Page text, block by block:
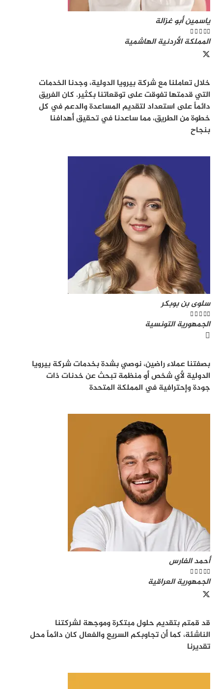
ياسمين أبو غزالة
   
المملكة الأردنية الهاشمية
خلال تعاملنا مع شركة بيرويا الدولية، وجدنا الخدمات
التي قدمتها تفوقت على توقعاتنا بكثير. كان الفريق
دائماً على استعداد لتقديم المساعدة والدعم في كل
خطوة من الطريق، مما ساعدنا في تحقيق أهدافنا
بنجاح
سلوى بن بوبكر
   
الجمهورية التونسية
بصفتنا عملاء راضين، نوصي بشدة بخدمات شركة بيرويا
الدولية لأي شخص أو منظمة تبحث عن خدنات ذات
جودة وإحترافية في المملكة المتحدة
أحمد الفارس
   
الجمهورية العراقية
قد قمتم بتقديم حلول مبتكرة وموجهة لشركتنا
الناشئة، كما أن تجاوبكم السريع والفعال كان دائماً محل
تقديرنا